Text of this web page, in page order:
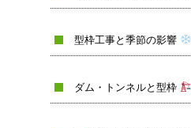
型枠工事と季節の影響
ダム・トンネルと型枠